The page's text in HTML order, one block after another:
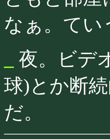
なぁ。て
夜。ビデ
球)とか断
だ。